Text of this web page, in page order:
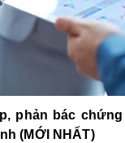
phản bác
(MỚI NHẤT)